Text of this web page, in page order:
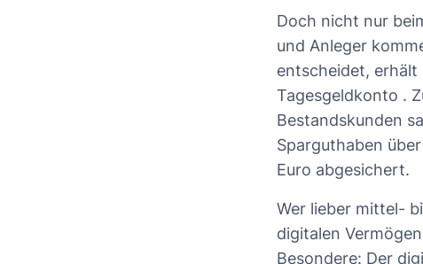
Doch nicht nur
und Anleger
entscheidet,
Tagesgeldkonto .
Bestandskunden
Sparguthaben
Euro abgesichert.
Wer lieber mittel-
digitalen
Besondere: Der